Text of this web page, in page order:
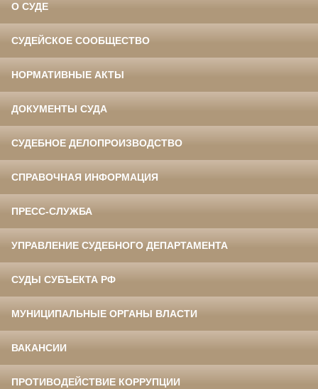
О СУДЕ
СУДЕЙСКОЕ СООБЩЕСТВО
НОРМАТИВНЫЕ АКТЫ
ДОКУМЕНТЫ СУДА
СУДЕБНОЕ ДЕЛОПРОИЗВОДСТВО
СПРАВОЧНАЯ ИНФОРМАЦИЯ
ПРЕСС-СЛУЖБА
УПРАВЛЕНИЕ СУДЕБНОГО ДЕПАРТАМЕНТА
СУДЫ СУБЪЕКТА РФ
МУНИЦИПАЛЬНЫЕ ОРГАНЫ ВЛАСТИ
ВАКАНСИИ
ПРОТИВОДЕЙСТВИЕ КОРРУПЦИИ